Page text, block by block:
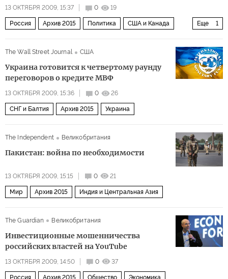
13 ОКТЯБРЯ 2009, 15:37 0 19
Еще 1
Россия Архив 2015 Политика США и Канада
The Wall Street Journal
США
Украина готовится к четвертому раунду
переговоров о кредите МВФ
13 ОКТЯБРЯ 2009, 15:36 0 26
СНГ и Балтия Архив 2015 Украина
The Independent Великобритания
Пакистан: война по необходимости
13 ОКТЯБРЯ 2009, 15:15 0 21
Мир Архив 2015 Индия и Центральная Азия
The Guardian Великобритания
Инвестиционные мошенничества
российских властей на YouTube
13 ОКТЯБРЯ 2009, 14:50 0 37
Россия Архив 2015 Общество Экономика